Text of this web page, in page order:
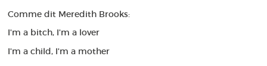
Comme dit Meredith Brooks:
I'm a bitch, I'm a lover
I'm a child, I'm a mother